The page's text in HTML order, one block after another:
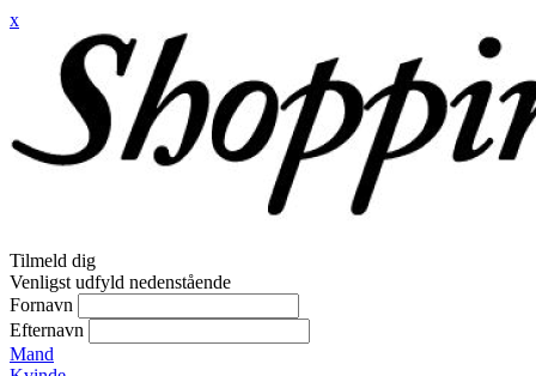
x
Tilmeld dig
Venligst udfyld nedenstående
Fornavn
Efternavn
Mand